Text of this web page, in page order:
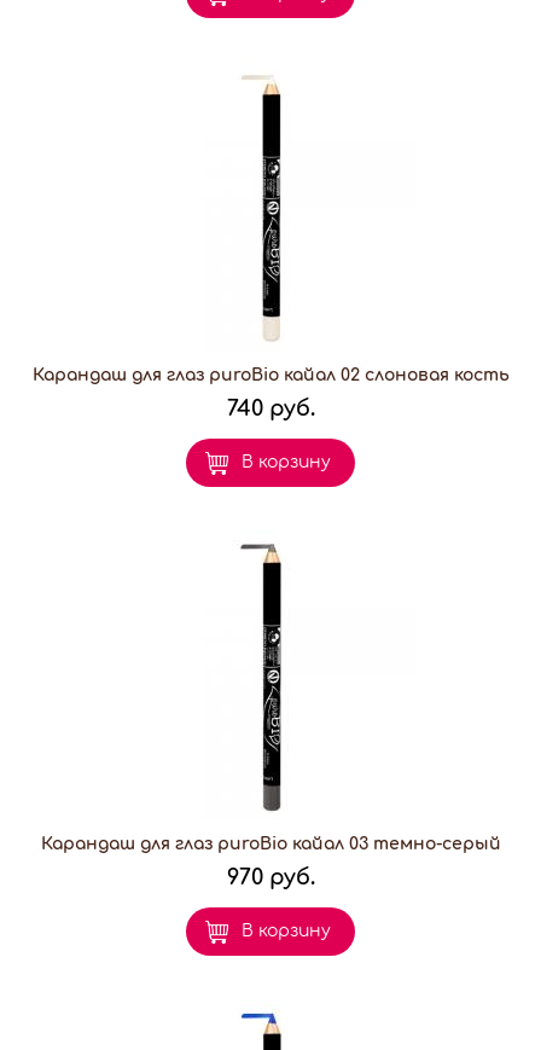
Карандаш для глаз puroBio кайал 02 слоновая кость
740 руб.
В корзину
Карандаш для глаз puroBio кайал 03 темно-серый
970 руб.
В корзину